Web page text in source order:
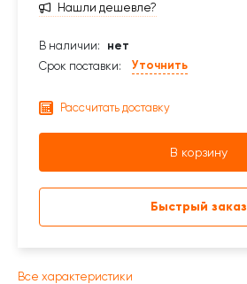
Все характеристики
Нашли дешевле?
В наличии:
нет
Срок поставки:
Уточнить
Рассчитать доставку
В корзину
Быстрый заказ